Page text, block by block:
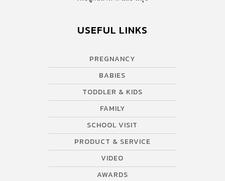
USEFUL LINKS
PREGNANCY
BABIES
TODDLER & KIDS
FAMILY
SCHOOL VISIT
PRODUCT & SERVICE
VIDEO
AWARDS